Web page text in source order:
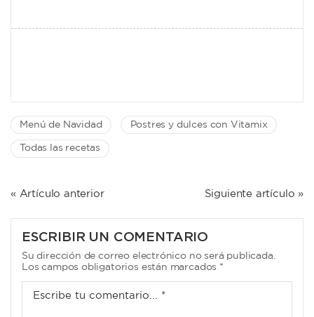
Menú de Navidad Postres y dulces con Vitamix
Todas las recetas
NAVEGACIÓN
ENTRADAS
« Artículo anterior Siguiente artículo »
ESCRIBIR UN COMENTARIO
Su dirección de correo electrónico no será publicada.
Los campos obligatorios están marcados *